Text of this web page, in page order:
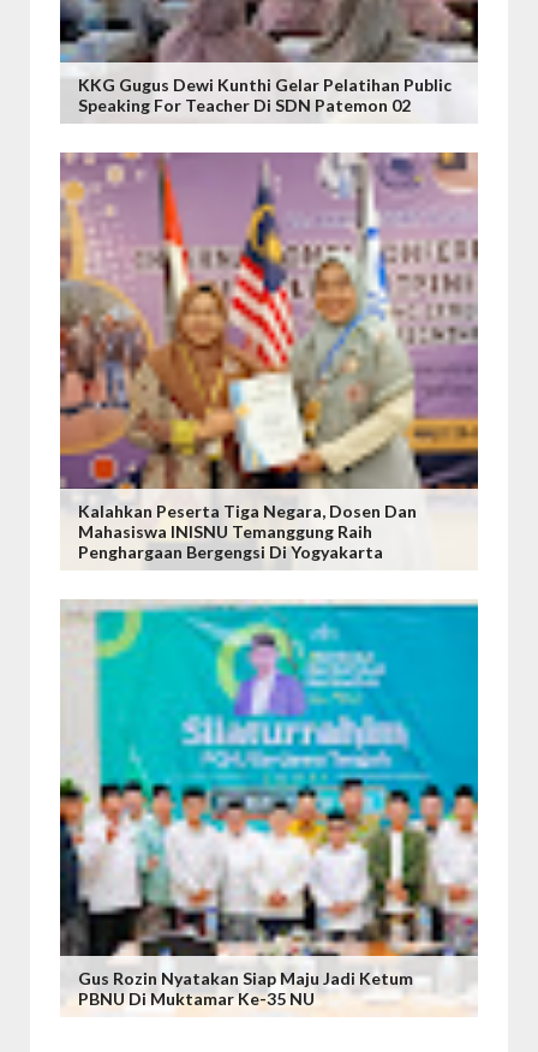
KKG Gugus Dewi Kunthi Gelar Pelatihan Public
Speaking For Teacher Di SDN Patemon 02
Kalahkan Peserta Tiga Negara, Dosen Dan
Mahasiswa INISNU Temanggung Raih
Penghargaan Bergengsi Di Yogyakarta
Gus Rozin Nyatakan Siap Maju Jadi Ketum
PBNU Di Muktamar Ke-35 NU